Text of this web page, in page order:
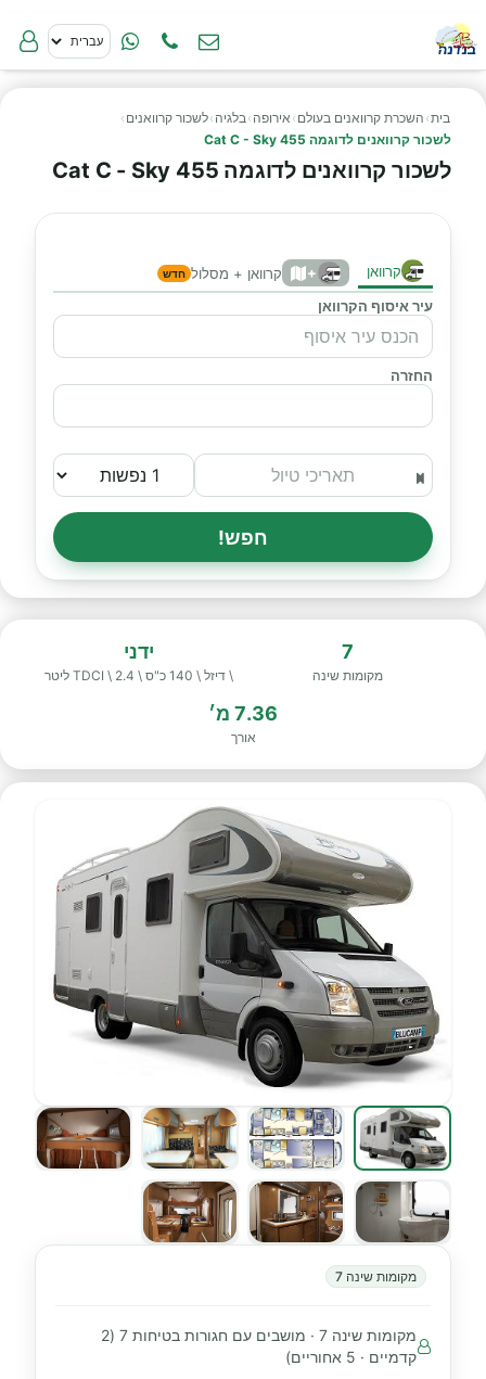
בית› השכרת קרוואנים בעולם › אירופה ›בלגיה ›לשכור קרוואנים ›
לשכור קרוואנים לדוגמה Cat C - Sky 455
לשכור קרוואנים לדוגמה Cat C - Sky 455
קרוואן + קרוואן + מסלול חדש
עיר איסוף הקרוואן
החזרה
חפש!
7
מקומות שינה
ידני
\ דיזל \ 140 כ"ס \ TDCI \ 2.4 ליטר
7.36 מ׳
אורך
מקומות שינה 7
מקומות שינה 7 · מושבים עם חגורות בטיחות 7 (2
קדמיים · 5 אחוריים)